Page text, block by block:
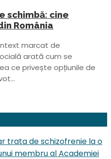
schimbă: cine
România
marcat de
arată cum se
ce privește opțiunile de